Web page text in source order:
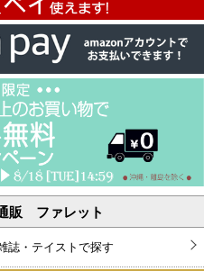
販 ファレット
誌・テイストで探す